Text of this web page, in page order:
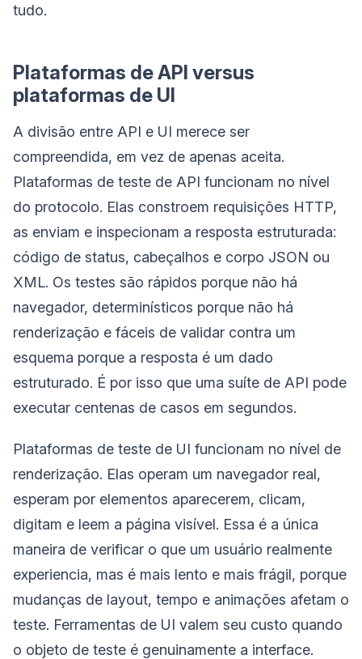
tudo.
Plataformas de API versus
plataformas de UI
A divisão entre API e UI merece ser
compreendida, em vez de apenas aceita.
Plataformas de teste de API funcionam no nível
do protocolo. Elas constroem requisições HTTP,
as enviam e inspecionam a resposta estruturada:
código de status, cabeçalhos e corpo JSON ou
XML. Os testes são rápidos porque não há
navegador, determinísticos porque não há
renderização e fáceis de validar contra um
esquema porque a resposta é um dado
estruturado. É por isso que uma suíte de API pode
executar centenas de casos em segundos.
Plataformas de teste de UI funcionam no nível de
renderização. Elas operam um navegador real,
esperam por elementos aparecerem, clicam,
digitam e leem a página visível. Essa é a única
maneira de verificar o que um usuário realmente
experiencia, mas é mais lento e mais frágil, porque
mudanças de layout, tempo e animações afetam o
teste. Ferramentas de UI valem seu custo quando
o objeto de teste é genuinamente a interface.